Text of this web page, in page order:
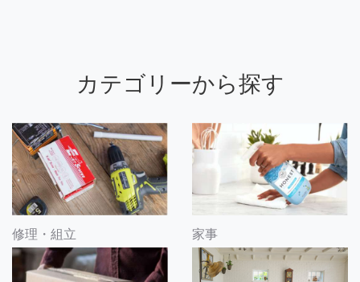
カテゴリーから探す
修理・組立 家事